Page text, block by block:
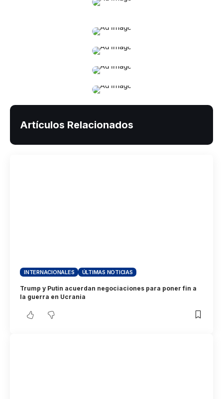
Artículos Relacionados
INTERNACIONALES ÚLTIMAS NOTICIAS
Trump y Putin acuerdan negociaciones para poner fin a
la guerra en Ucrania